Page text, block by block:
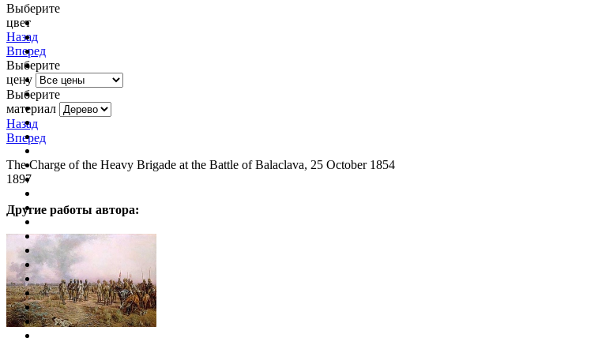
Выберите
цвет
Назад
Вперед
Выберите
цену
Выберите
материал
Назад
Вперед
The Charge of the Heavy Brigade at the Battle of Balaclava, 25 October 1854
1897
Другие работы автора: